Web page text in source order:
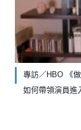
專訪／HBO 《
如何帶領演員進